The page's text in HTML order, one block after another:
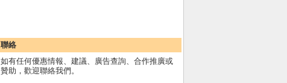
聯絡
如有任何優惠情報、建議、廣告查詢、合作推廣或
贊助，歡迎聯絡我們。